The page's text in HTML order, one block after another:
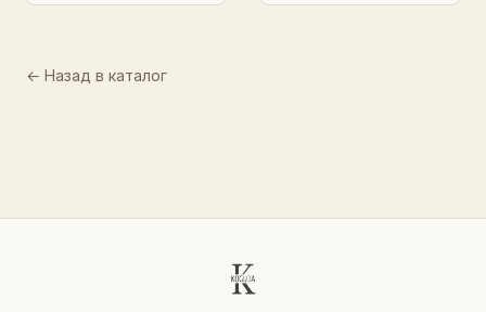
← Назад в каталог